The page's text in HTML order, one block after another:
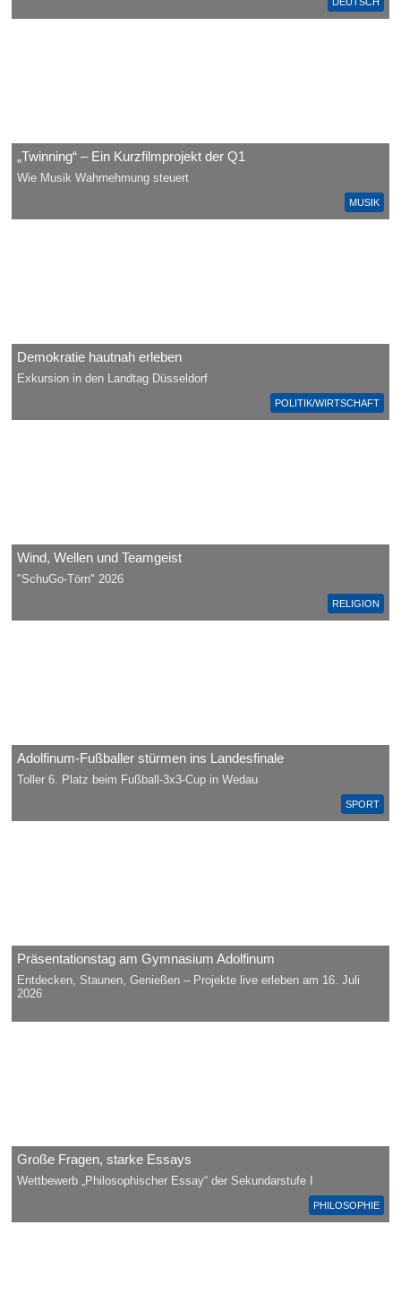
MUSIK
„Twinning“ – Ein Kurzfilmprojekt der Q1
Wie Musik Wahrnehmung steuert
POLITIK/WIRTSCHAFT
Demokratie hautnah erleben
Exkursion in den Landtag Düsseldorf
RELIGION
Wind, Wellen und Teamgeist
"SchuGo-Törn" 2026
SPORT
Adolfinum-Fußballer stürmen ins Landesfinale
Toller 6. Platz beim Fußball-3x3-Cup in Wedau
Präsentationstag am Gymnasium Adolfinum
Entdecken, Staunen, Genießen – Projekte live erleben am 16. Juli
2026
PHILOSOPHIE
Große Fragen, starke Essays
Wettbewerb „Philosophischer Essay“ der Sekundarstufe I